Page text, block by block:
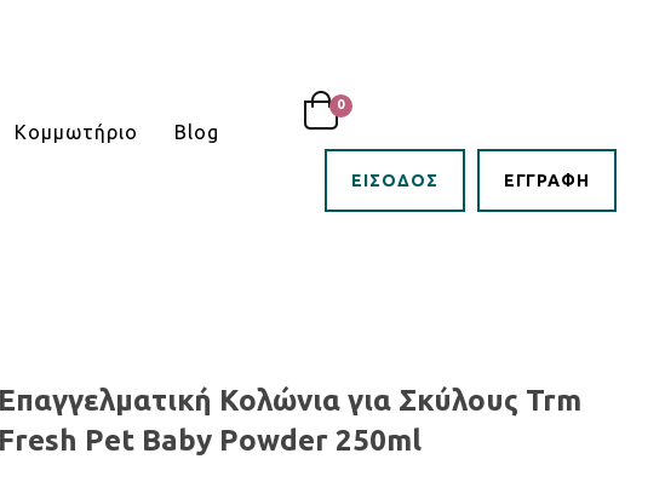
Κομμωτήριο Blog
0
ΕΊΣΟΔΟΣ ΕΓΓΡΑΦΉ
Επαγγελματική Κολώνια για Σκύλους Trm
Fresh Pet Baby Powder 250ml